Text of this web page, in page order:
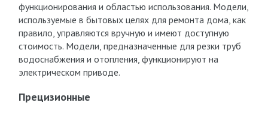
функционирования и областью использования. Модели,
используемые в бытовых целях для ремонта дома, как
правило, управляются вручную и имеют доступную
стоимость. Модели, предназначенные для резки труб
водоснабжения и отопления, функционируют на
электрическом приводе.
Прецизионные